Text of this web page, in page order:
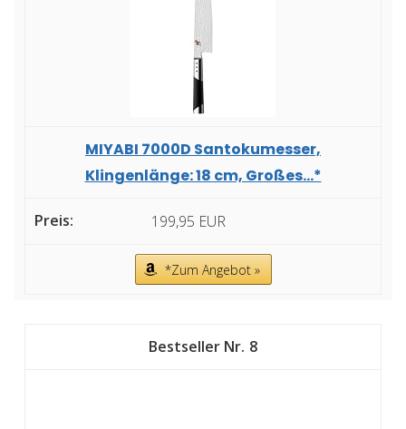
MIYABI 7000D Santokumesser,
Klingenlänge: 18 cm, Großes...*
199,95 EUR
*Zum Angebot »
8